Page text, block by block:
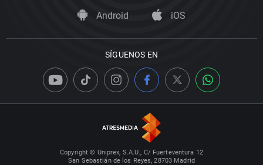
Android iOS
SÍGUENOS EN
Copyright © Uniprex, S.A.U., C/ Fuerteventura 12
San Sebastián de los Reyes, 28703 Madrid